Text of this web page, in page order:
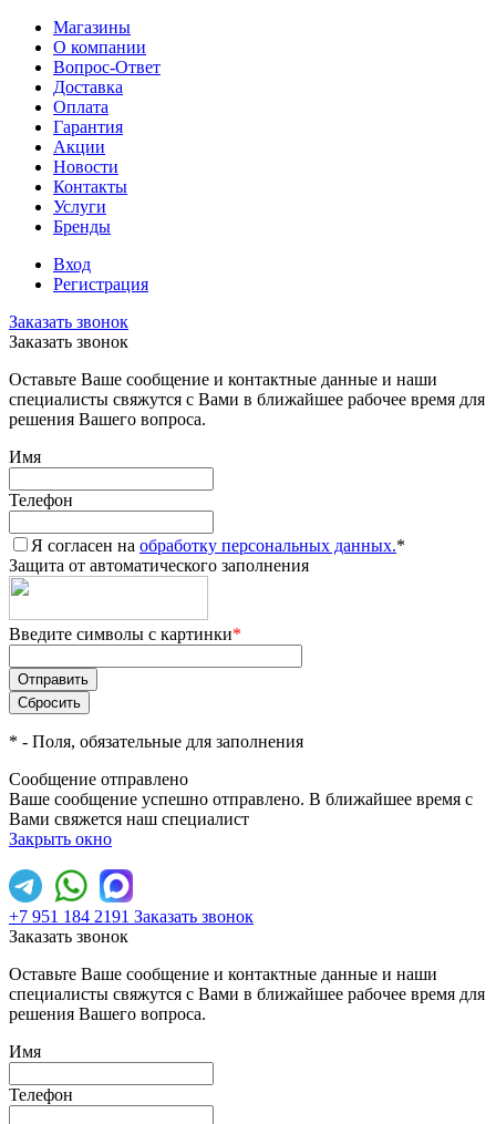
Магазины
О компании
Вопрос-Ответ
Доставка
Оплата
Гарантия
Акции
Новости
Контакты
Услуги
Бренды
Вход
Регистрация
Заказать звонок
Заказать звонок
Оставьте Ваше сообщение и контактные данные и наши
специалисты свяжутся с Вами в ближайшее рабочее время для
решения Вашего вопроса.
Имя
Телефон
Я согласен на обработку персональных данных.*
Защита от автоматического заполнения
Введите символы с картинки*
* - Поля, обязательные для заполнения
Сообщение отправлено
Ваше сообщение успешно отправлено. В ближайшее время с
Вами свяжется наш специалист
Закрыть окно
+7 951 184 2191 Заказать звонок
Заказать звонок
Оставьте Ваше сообщение и контактные данные и наши
специалисты свяжутся с Вами в ближайшее рабочее время для
решения Вашего вопроса.
Имя
Телефон